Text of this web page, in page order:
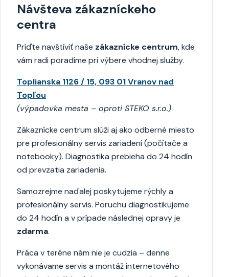
Návšteva zákazníckeho
centra
Príďte navštíviť naše zákaznícke centrum, kde
vám radi poradíme pri výbere vhodnej služby.
Toplianska 1126 / 15, 093 01 Vranov nad
Topľou
(výpadovka mesta – oproti STEKO s.r.o.)
Zákaznícke centrum slúži aj ako odberné miesto
pre profesionálny servis zariadení (počítače a
notebooky). Diagnostika prebieha do 24 hodín
od prevzatia zariadenia.
Samozrejme naďalej poskytujeme rýchly a
profesionálny servis. Poruchu diagnostikujeme
do 24 hodín a v prípade následnej opravy je
zdarma.
Práca v teréne nám nie je cudzia – denne
vykonávame servis a montáž internetového